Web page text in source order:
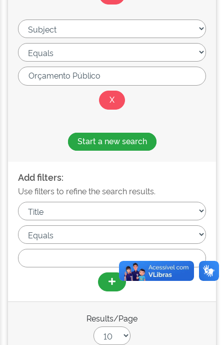
Start a new search
Add filters:
Use filters to refine the search results.
Results/Page